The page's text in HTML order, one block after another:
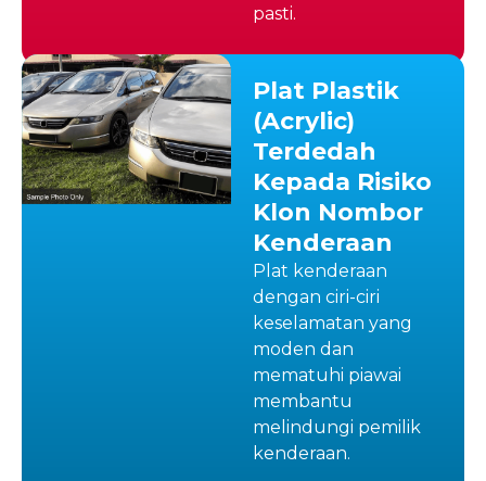
pasti.
Plat Plastik
(Acrylic)
Terdedah
Kepada Risiko
Klon Nombor
Kenderaan
Plat kenderaan
dengan ciri-ciri
keselamatan yang
moden dan
mematuhi piawai
membantu
melindungi pemilik
kenderaan.